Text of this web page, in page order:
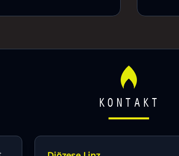
KONTAKT